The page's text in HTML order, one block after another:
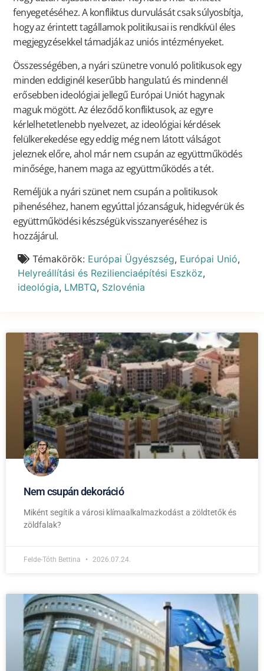
Nem csupán dekoráció
Miként segítik a városi klímaalkalmazkodást a zöldtetők és
zöldfalak?
Felde-Tóth Bettina 2026.07.24.
fenyegetéséhez. A konfliktus durvulását csak súlyosbítja,
hogy az érintett tagállamok politikusai is rendkívül éles
megjegyzésekkel támadják az uniós intézményeket.
Összességében, a nyári szünetre vonuló politikusok egy
minden eddiginél keserűbb hangulatú és mindennél
erősebben ideológiai jellegű Európai Uniót hagynak
maguk mögött. Az éleződő konfliktusok, az egyre
kérlelhetetlenebb nyelvezet, az ideológiai kérdések
felülkerekedése egy eddig még nem látott válságot
jeleznek előre, ahol már nem csupán az együttműködés
minősége, hanem maga az együttműködés a tét.
Reméljük a nyári szünet nem csupán a politikusok
pihenéséhez, hanem egyúttal józanságuk, hidegvérük és
együttműködési készségük visszanyeréséhez is
hozzájárul.
Témakörök: Európai Ügyészség, Európai Unió,
Helyreállítási és Rezilienciaépítési Eszköz,
ideológia, LMBTQ, Szlovénia